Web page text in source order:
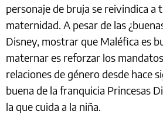
personaje de bruja se reivindica a
maternidad. A pesar de las
Disney, mostrar que Maléfica es
maternar es reforzar los
relaciones de género desde hace
buena de la franquicia Princesas
la que cuida a la niña.